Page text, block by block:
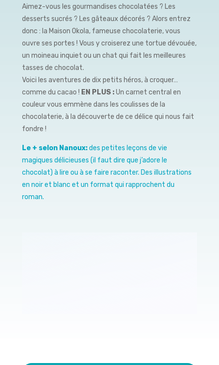
Aimez-vous les gourmandises chocolatées ? Les
desserts sucrés ? Les gâteaux décorés ? Alors entrez
donc : la Maison Okola, fameuse chocolaterie, vous
ouvre ses portes ! Vous y croiserez une tortue dévouée,
un moineau inquiet ou un chat qui fait les meilleures
tasses de chocolat.
Voici les aventures de dix petits héros, à croquer…
comme du cacao ! EN PLUS :Un carnet central en
couleur vous emmène dans les coulisses de la
chocolaterie, à la découverte de ce délice qui nous fait
fondre !
Le + selon Nanoux:des petites leçons de vie
magiques délicieuses (il faut dire que j’adore le
chocolat) à lire ou à se faire raconter. Des illustrations
en noir et blanc et un format qui rapprochent du
roman.